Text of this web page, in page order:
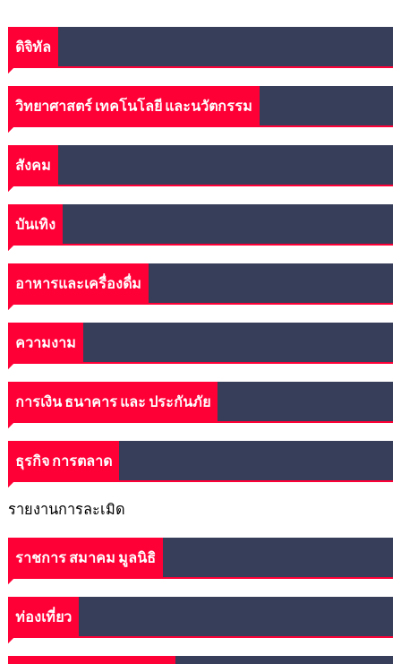
ดิจิทัล
วิทยาศาสตร์ เทคโนโลยี และนวัตกรรม
สังคม
บันเทิง
อาหารและเครื่องดื่ม
ความงาม
การเงิน ธนาคาร และ ประกันภัย
ธุรกิจ การตลาด
รายงานการละเมิด
ราชการ สมาคม มูลนิธิ
ท่องเที่ยว